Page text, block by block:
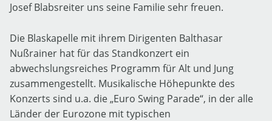
Josef Blabsreiter uns seine Familie sehr freuen.
Die Blaskapelle mit ihrem Dirigenten Balthasar
Nußrainer hat für das Standkonzert ein
abwechslungsreiches Programm für Alt und Jung
zusammengestellt. Musikalische Höhepunkte des
Konzerts sind u.a. die „Euro Swing Parade“, in der alle
Länder der Eurozone mit typischen